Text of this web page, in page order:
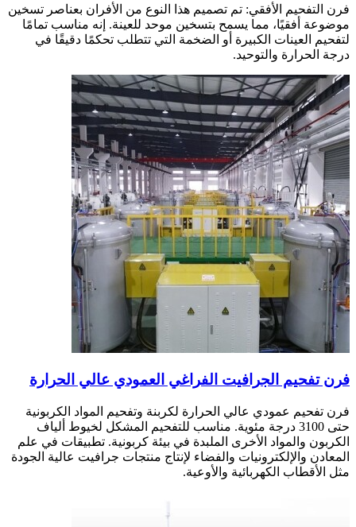
فرن التفحيم الأفقي: تم تصميم هذا النوع من الأفران بعناصر تسخين
موضوعة أفقيًا، مما يسمح بتسخين موحد للعينة. إنه مناسب تمامًا
لتفحيم العينات الكبيرة أو الضخمة التي تتطلب تحكمًا دقيقًا في
درجة الحرارة والتوحيد.
فرن تفحيم الجرافيت الفراغي العمودي عالي الحرارة
فرن تفحيم عمودي عالي الحرارة لكربنة وتفحيم المواد الكربونية
حتى 3100 درجة مئوية. مناسب للتفحيم المشكل لخيوط ألياف
الكربون والمواد الأخرى الملبدة في بيئة كربونية. تطبيقات في علم
المعادن والإلكترونيات والفضاء لإنتاج منتجات جرافيت عالية الجودة
مثل الأقطاب الكهربائية والأوعية.